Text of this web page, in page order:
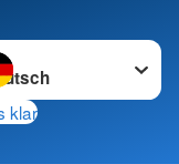
wechseln zu
klar